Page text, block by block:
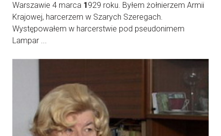
Warszawie 4 marca 1929 roku. Byłem żołnierzem Armii
Krajowej, harcerzem w Szarych Szeregach.
Występowałem w harcerstwie pod pseudonimem
Lampar ...